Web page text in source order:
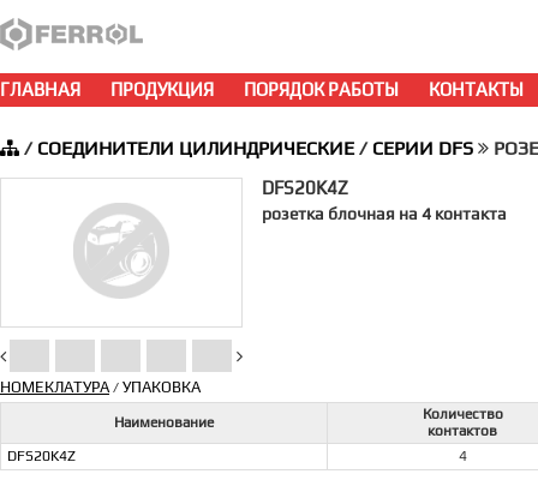
ГЛАВНАЯ ПРОДУКЦИЯ ПОРЯДОК РАБОТЫ КОНТАКТЫ
/ СОЕДИНИТЕЛИ ЦИЛИНДРИЧЕСКИЕ/ СЕРИИ DFS
DFS20K4Z
розетка блочная на 4 контакта
НОМЕКЛАТУРА/ УПАКОВКА
Наименование
Количество
контактов
DFS20K4Z
4